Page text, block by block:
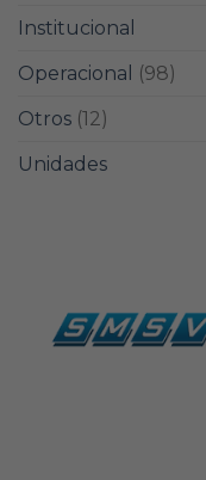
Institucional
Operacional
(98)
Otros (12)
Unidades